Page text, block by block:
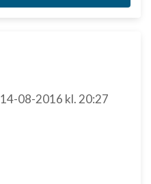
14-08-2016 kl. 20:27